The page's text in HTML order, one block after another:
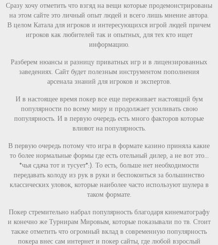
Сразу хочу отметить что взгяд на вещи которые продемонстрированы
на этом сайте это личный опыт людей и всего лишь мнение автора.
В целом Катала для игроков и интересующихся игрой людей причем
игроков как любителей так и опытных, для тех кто ищет
информацию.
Разберем нюансы и разницу приватных игр и в лицензированных
заведениях. Сайт будет полезным инструментом пополнения
арсенала знаний для игроков и экспертов.
И в настоящее время покер все еще переживает настоящий бум
популярности по всему миру и продолжает усиливать свою
популярность. И в первую очередь есть много факторов которые
влияют на популярность.
В первую очередь потому что игра в формате казино приняла какие
то более нормальные формы где есть отельный дилер, а не вот это…
*чья сдача тот и тусует*:). То есть, больше нет необходимости
передавать колоду из рук в руки и беспокоиться за большинство
классических уловок, которые наиболее часто используют шулера в
таком формате.
Покер стремительно набрал популярность благодаря кинематографу
и конечно же Турнирам Мировым, которые показывали по тв. Стоит
также отметить что огромный вклад в современную популярность
покера внес сам интернет и покер сайты, где любой взрослый